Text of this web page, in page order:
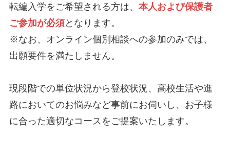
転編入学をご希望される方は、 本人および保護者
ご参加が必須となります。
※なお、オンライン個別相談への参加のみでは、
出願要件を満たしません。
現段階での単位状況から登校状況、高校生活や進
路においてのお悩みなど事前にお伺いし、お子様
に合った適切なコースをご提案いたします。